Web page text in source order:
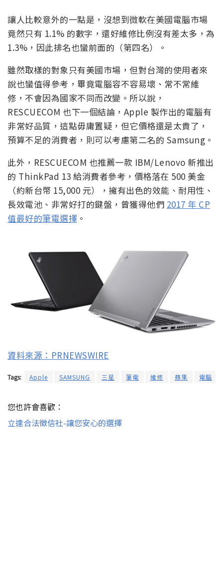
讓人比較意外的一點是，沒想到微軟在美國電腦市場
竟然只有 1.1% 的數字，還好維修比例沒有差太多，為
1.3%，因此排名也蠻前面的（第四名）。
雖然取樣的對象只有美國市場，但對台灣的使用者來
說也蠻值得參考，畢竟電腦容不容易壞、常不常維
修，不會因為國家不同而改變。所以說，
RESCUECOM 也下一個結論，Apple 製作出的電腦有
非常好品質，這點毋庸置疑，但它價格還是太貴了，
預算不足的消費者，則可以考慮第二名的 Samsung。
此外，RESCUECOM 也推薦一款 IBM/Lenovo 新推出
的 ThinkPad 13 給消費者參考，價格落在 500 美金
（約新台幣 15,000 元），擁有出色的效能、耐用性、
長效電池、非常好打的鍵盤，曾獲得他們 2017 年 CP
值最好的筆電選擇 。
資料來源：PRNEWSWIRE
Tags: Apple SAMSUNG 三星 筆電 維修 蘋果 電腦
您也許會喜歡：
立達合法徵信社-讓您安心的選擇